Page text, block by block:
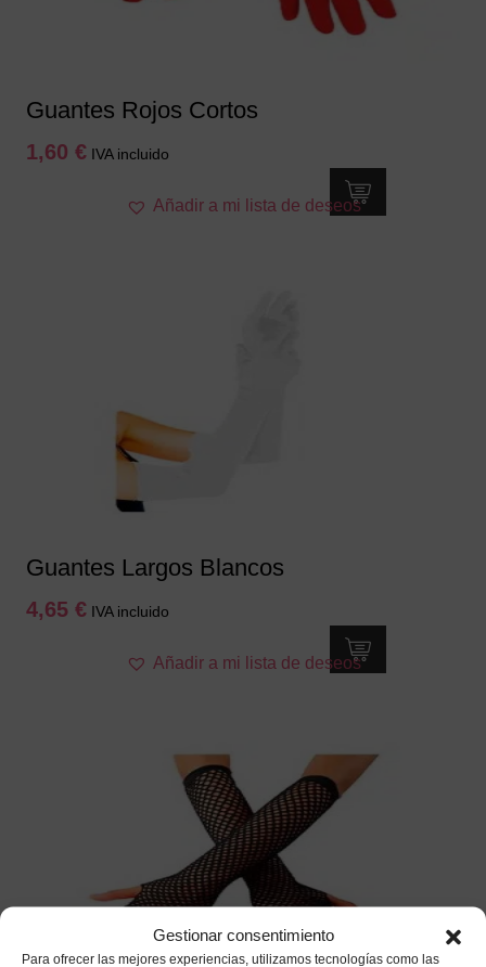
Gestionar consentimiento
Para ofrecer las mejores experiencias, utilizamos tecnologías como las
Guantes Rojos Cortos
1,60 € IVA incluido
Añadir a mi lista de deseos
Guantes Largos Blancos
4,65 € IVA incluido
Añadir a mi lista de deseos